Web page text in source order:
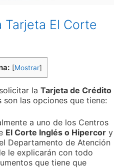
Tarjeta El Corte
[Mostrar]
la Tarjeta de Crédito
son las opciones que tiene:
a uno de los Centros
El Corte Inglés o Hipercor y
Departamento de Atención
le explicarán con todo
que tiene que